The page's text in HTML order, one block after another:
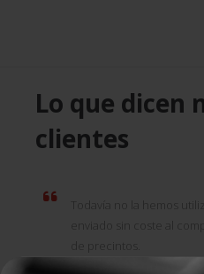
Lo que dicen
clientes
Todavía no la hemos
enviado sin coste al
de precintos.